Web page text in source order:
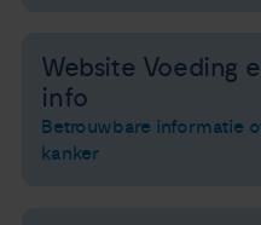
Website Voeding
info
Betrouwbare informatie
kanker